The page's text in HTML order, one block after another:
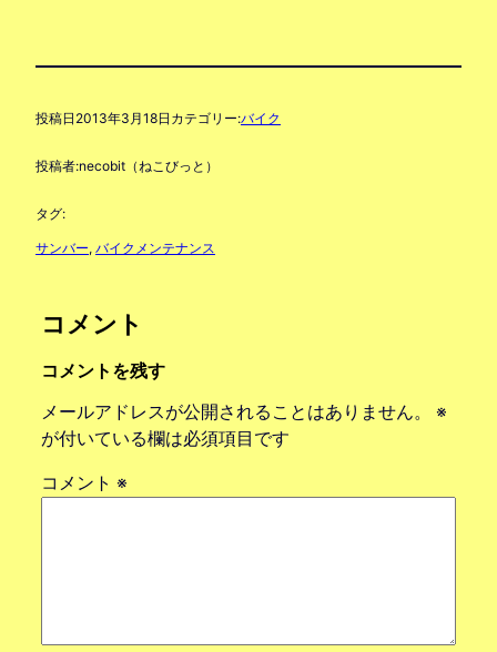
投稿日 2013年3月18日 カテゴリー:バイク
投稿者:necobit（ねこびっと）
タグ:
サンバー, バイクメンテナンス
コメント
コメントを残す
メールアドレスが公開されることはありません。
※
が付いている欄は必須項目です
コメント ※